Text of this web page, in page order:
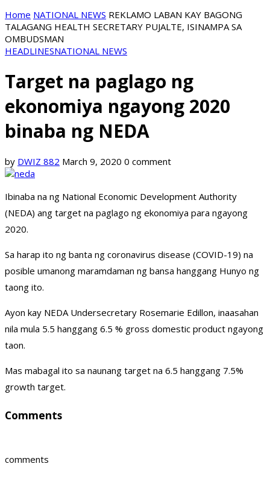
Home NATIONAL NEWS REKLAMO LABAN KAY BAGONG
TALAGANG HEALTH SECRETARY PUJALTE, ISINAMPA SA
OMBUDSMAN
HEADLINESNATIONAL NEWS
Target na paglago ng
ekonomiya ngayong 2020
binaba ng NEDA
by DWIZ 882 March 9, 2020 0 comment
Ibinaba na ng National Economic Development Authority
(NEDA) ang target na paglago ng ekonomiya para ngayong
2020.
Sa harap ito ng banta ng coronavirus disease (COVID-19) na
posible umanong maramdaman ng bansa hanggang Hunyo ng
taong ito.
Ayon kay NEDA Undersecretary Rosemarie Edillon, inaasahan
nila mula 5.5 hanggang 6.5 % gross domestic product ngayong
taon.
Mas mabagal ito sa naunang target na 6.5 hanggang 7.5%
growth target.
Comments
comments